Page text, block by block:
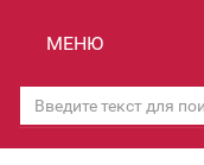
Скидки
Вино крепленое
МЕНЮ